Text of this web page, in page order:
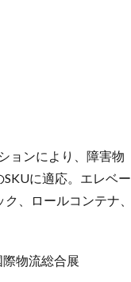
ョンにより、障害物
に適応。エレベー
、ロールコンテナ、
物流総合展